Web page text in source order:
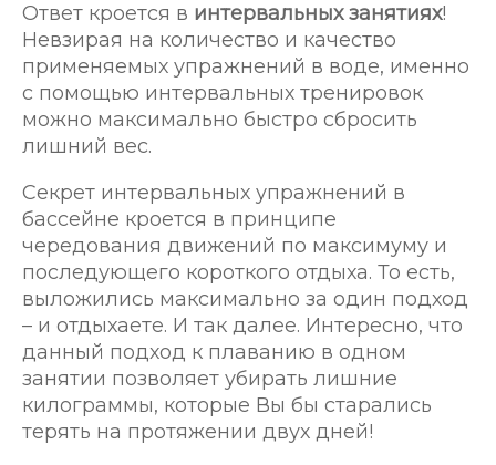
Ответ кроется в интервальных занятиях!
Невзирая на количество и качество
применяемых упражнений в воде, именно
с помощью интервальных тренировок
можно максимально быстро сбросить
лишний вес.
Секрет интервальных упражнений в
бассейне кроется в принципе
чередования движений по максимуму и
последующего короткого отдыха. То есть,
выложились максимально за один подход
– и отдыхаете. И так далее. Интересно, что
данный подход к плаванию в одном
занятии позволяет убирать лишние
килограммы, которые Вы бы старались
терять на протяжении двух дней!